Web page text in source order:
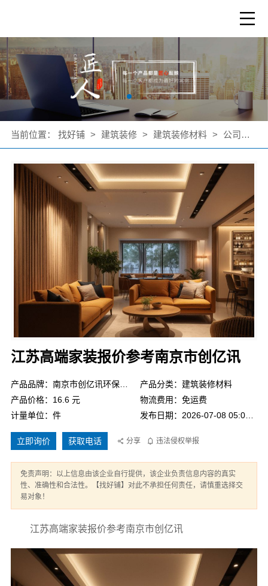
当前位置： 找好铺 > 建筑装修 > 建筑装修材料 > 公司产品
江苏高端家装报价参考南京市创亿讯
产品品牌：南京市创亿讯环保新材料有限公司
产品分类：建筑装修材料
产品价格：16.6 元
物流费用：免运费
计量单位：件
立即询价 获取电话 分享 违法侵权举报
免责声明：以上信息由该企业自行提供，该企业负责信息内容的真实
性、准确性和合法性。【找好铺】对此不承担任何责任，请慎重选择交
易对象！
江苏高端家装报价参考南京市创亿讯